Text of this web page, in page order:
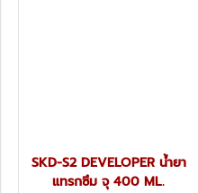
SKD-S2 DEVELOPER น้ำยา
แทรกซึม จุ 400 ML.